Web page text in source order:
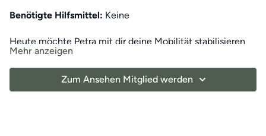
Benötigte Hilfsmittel: Keine
Heute möchte Petra mit dir deine Mobilität stabilisieren
und bietet dir mit diesem Training das perfekte Rundum-
Paket. Schmerzursachen können vielseitig sein und
deshalb ist eine Ganzkörper-Routine wichtig.
Mehr anzeigen
Zum Ansehen Mitglied werden